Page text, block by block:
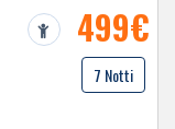
499€
7 Notti